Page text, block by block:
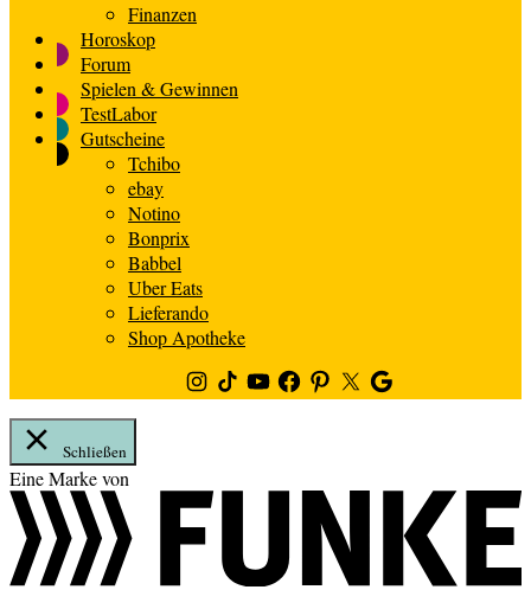
Finanzen
Horoskop
Forum
Spielen & Gewinnen
TestLabor
Gutscheine
Tchibo
ebay
Notino
Bonprix
Babbel
Uber Eats
Lieferando
Shop Apotheke
Instagram
TikTokYoutubeFacebook
PinterestTwitterGoogle
News
Schließen
Zum
Inhalt
springen
Eine Marke von